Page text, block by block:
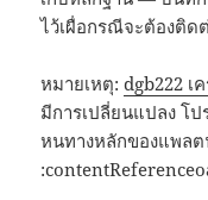
ไว้เผื่อกรณีจะต้องติด
หมายเหตุ:dgb222 เ
มีการเปลี่ยนแปลง โ
หนทางหลักของแพล